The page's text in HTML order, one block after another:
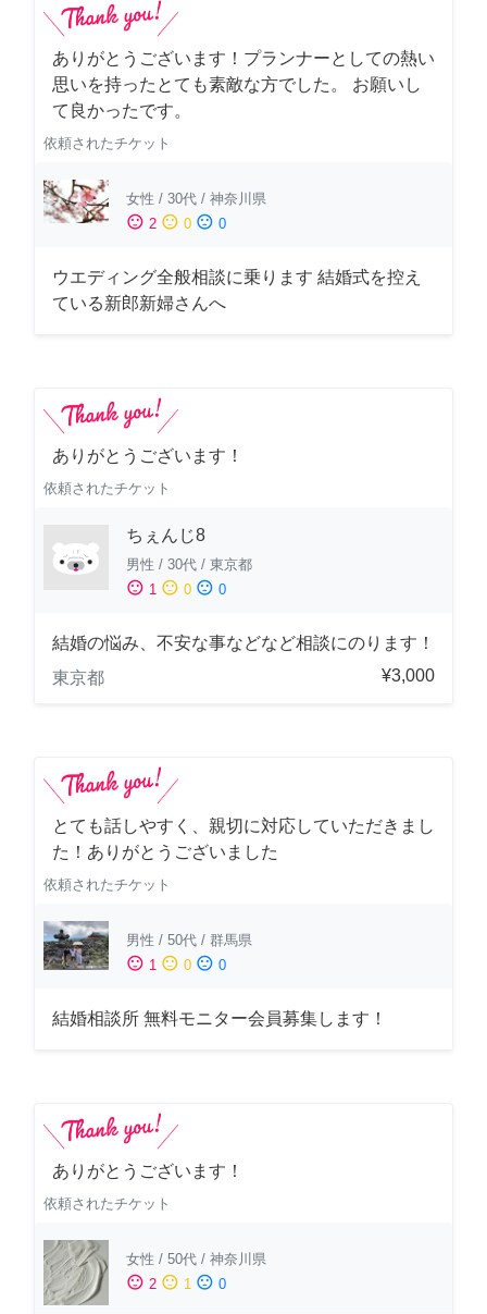
ありがとうございます！プランナーとしての熱い
思いを持ったとても素敵な方でした。 お願いし
て良かったです。
依頼されたチケット
女性 / 30代 / 神奈川県
sentiment_satisfied 2 sentiment_neutral 0 sentiment_dissatisfied 0
ウエディング全般相談に乗ります 結婚式を控え
ている新郎新婦さんへ
ありがとうございます！
依頼されたチケット
ちぇんじ8
男性 / 30代 / 東京都
sentiment_satisfied 1 sentiment_neutral 0 sentiment_dissatisfied 0
結婚の悩み、不安な事などなど相談にのります！
東京都
¥3,000
とても話しやすく、親切に対応していただきまし
た！ありがとうございました
依頼されたチケット
男性 / 50代 / 群馬県
sentiment_satisfied 1 sentiment_neutral 0 sentiment_dissatisfied 0
結婚相談所 無料モニター会員募集します！
ありがとうございます！
依頼されたチケット
女性 / 50代 / 神奈川県
sentiment_satisfied 2 sentiment_neutral 1 sentiment_dissatisfied 0